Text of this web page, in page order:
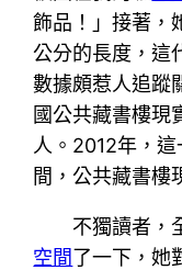
飾品！」接著，
公分的長度，這
數據頗惹人追蹤
國公共藏書樓現
人。2012年，
間，公共藏書樓
不獨讀者，
空間了一下，她